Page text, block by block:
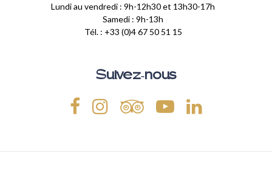
Lundi au vendredi : 9h-12h30 et 13h30-17h
Samedi : 9h-13h
Tél. : +33 (0)4 67 50 51 15
Suivez-nous